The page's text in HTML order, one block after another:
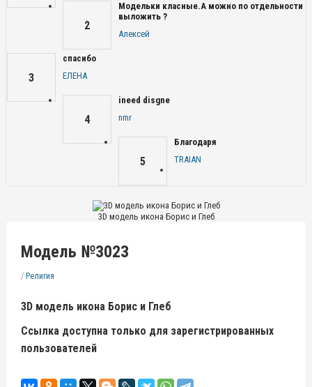
2
Модельки класные.А можно по отдельности
выложить ?
Алексей
3
спасибо
ЕЛЕНА
4
ineed disgne
nmr
5
Благодаря
TRAIAN
3D модель икона Борис и Глеб
Модель №3023
/ Религия
3D модель икона Борис и Глеб
Ссылка доступна только для зарегистрированных
пользователей